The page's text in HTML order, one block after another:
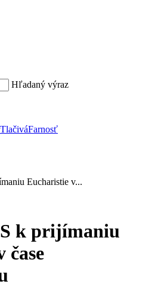
Hľadaný výraz
TlačiváFarnosť
Eucharistie v...
k prijímaniu
čase